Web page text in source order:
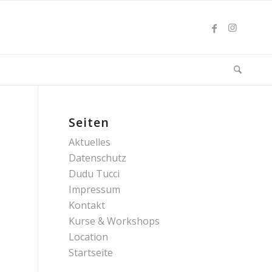
Seiten
Aktuelles
Datenschutz
Dudu Tucci
Impressum
Kontakt
Kurse & Workshops
Location
Startseite